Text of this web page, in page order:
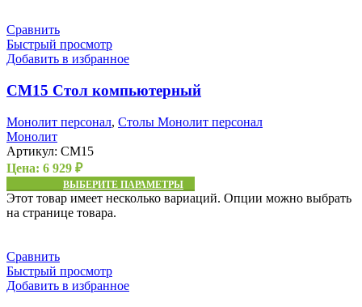
Сравнить
Быстрый просмотр
Добавить в избранное
СМ15 Стол компьютерный
Монолит персонал, Столы Монолит персонал
Монолит
Артикул: СМ15
Цена: 6 929 ₽
ВЫБЕРИТЕ ПАРАМЕТРЫ
Этот товар имеет несколько вариаций. Опции можно выбрать
на странице товара.
Сравнить
Быстрый просмотр
Добавить в избранное